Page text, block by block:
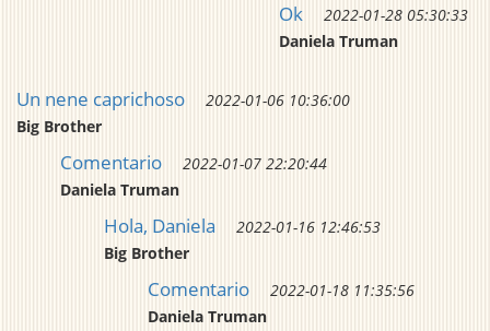
Ok
2022-01-28 05:30:33
Daniela Truman
Un nene caprichoso
2022-01-06 10:36:00
Big Brother
Comentario
2022-01-07 22:20:44
Daniela Truman
Hola, Daniela
2022-01-16 12:46:53
Big Brother
Comentario
2022-01-18 11:35:56
Daniela Truman